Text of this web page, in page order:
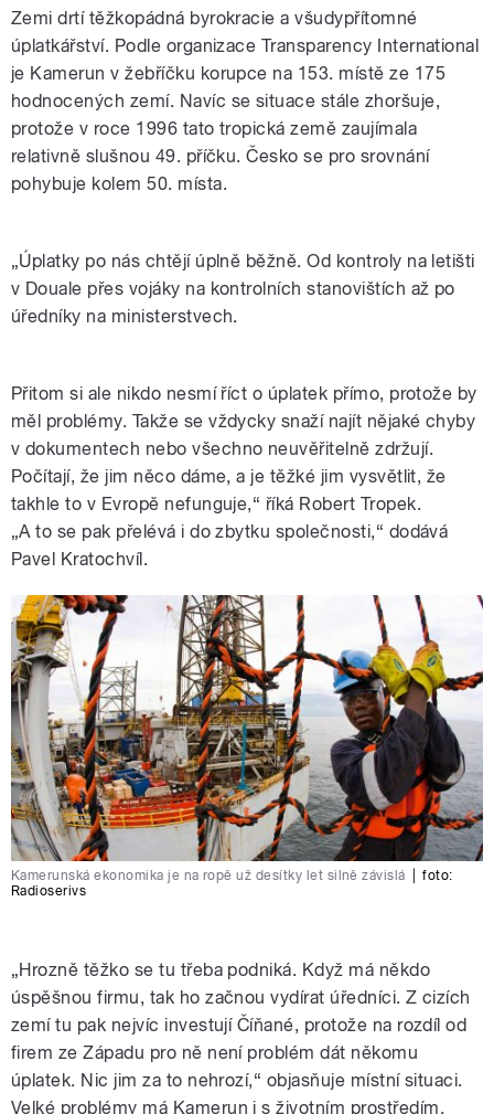
Zemi drtí těžkopádná byrokracie a všudypřítomné
úplatkářství. Podle organizace Transparency International
je Kamerun v žebříčku korupce na 153. místě ze 175
hodnocených zemí. Navíc se situace stále zhoršuje,
protože v roce 1996 tato tropická země zaujímala
relativně slušnou 49. příčku. Česko se pro srovnání
pohybuje kolem 50. místa.
„Úplatky po nás chtějí úplně běžně. Od kontroly na letišti
v Douale přes vojáky na kontrolních stanovištích až po
úředníky na ministerstvech.
Přitom si ale nikdo nesmí říct o úplatek přímo, protože by
měl problémy. Takže se vždycky snaží najít nějaké chyby
v dokumentech nebo všechno neuvěřitelně zdržují.
Počítají, že jim něco dáme, a je těžké jim vysvětlit, že
takhle to v Evropě nefunguje,“ říká Robert Tropek.
„A to se pak přelévá i do zbytku společnosti,“ dodává
Pavel Kratochvíl.
Kamerunská ekonomika je na ropě už desítky let silně závislá
foto:
Radioserivs
„Hrozně těžko se tu třeba podniká. Když má někdo
úspěšnou firmu, tak ho začnou vydírat úředníci. Z cizích
zemí tu pak nejvíc investují Číňané, protože na rozdíl od
firem ze Západu pro ně není problém dát někomu
úplatek. Nic jim za to nehrozí,“ objasňuje místní situaci.
Velké problémy má Kamerun i s životním prostředím.